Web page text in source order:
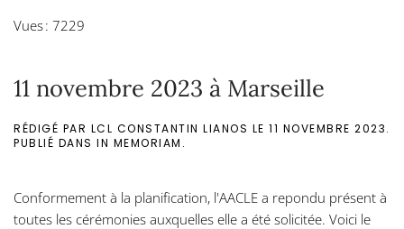
Vues : 7229
11 novembre 2023 à Marseille
RÉDIGÉ PAR LCL CONSTANTIN LIANOS LE 11 NOVEMBRE 2023.
PUBLIÉ DANS IN MEMORIAM .
Conformement à la planification, l'AACLE a repondu présent à
toutes les cérémonies auxquelles elle a été solicitée. Voici le